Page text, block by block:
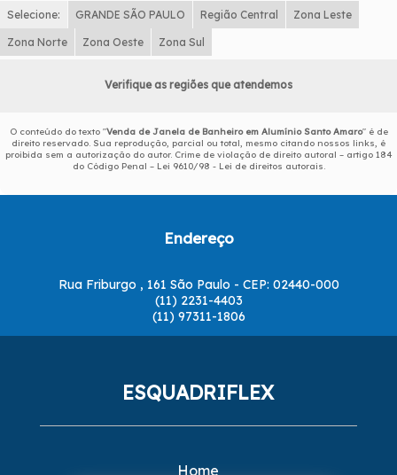
Selecione: GRANDE SÃO PAULO Região Central Zona Leste
Zona Norte Zona Oeste Zona Sul
Verifique as regiões que atendemos
O conteúdo do texto "Venda de Janela de Banheiro em Alumínio Santo Amaro" é de
direito reservado. Sua reprodução, parcial ou total, mesmo citando nossos links, é
proibida sem a autorização do autor. Crime de violação de direito autoral – artigo 184
do Código Penal – Lei 9610/98 - Lei de direitos autorais
Endereço
Rua Friburgo , 161 São Paulo - CEP: 02440-000
(11) 2231-4403
(11) 97311-1806
ESQUADRIFLEX
Home